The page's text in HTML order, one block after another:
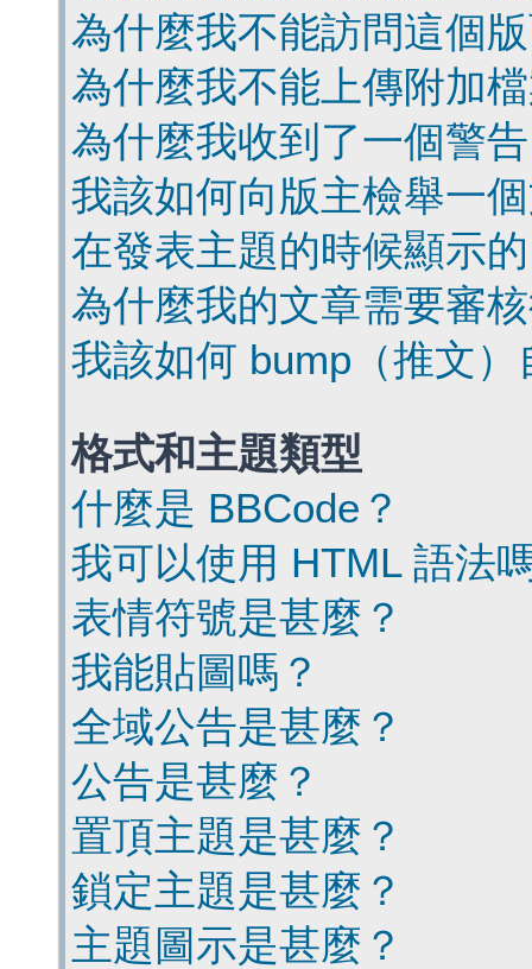
為什麼我不能訪問這個
為什麼我不能上傳附加
為什麼我收到了一個警
我該如何向版主檢舉一
在發表主題的時候顯示
為什麼我的文章需要審
我該如何 bump（推文
格式和主題類型
什麼是 BBCode？
我可以使用 HTML 語法
表情符號是甚麼？
我能貼圖嗎？
全域公告是甚麼？
公告是甚麼？
置頂主題是甚麼？
鎖定主題是甚麼？
主題圖示是甚麼？